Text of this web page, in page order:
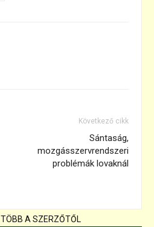
Következő cikk
Sántaság,
mozgásszervrendszeri
problémák lovaknál
TÖBB A SZERZŐTŐL